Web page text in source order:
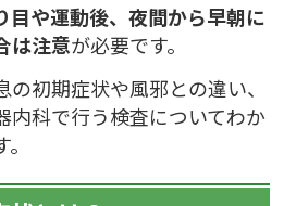
目や運動後、夜間から早朝に
は注意が必要です。
初期症状や風邪との違い、
内科で行う検査についてわか